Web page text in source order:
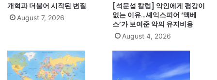
개혁과 더불어 시작된 변질
August 7, 2026
[석문섭 칼럼] 악인에게 평강이
없는 이유…셰익스피어 ‘맥베
스’가 보여준 악의 유지비용
August 4, 2026